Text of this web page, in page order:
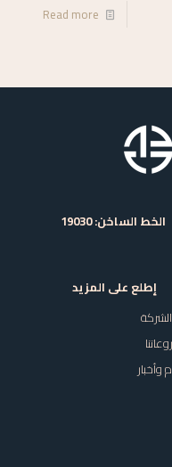
Read more
الخط الساخن: 19030
إطلع على المزيد
وأخبار